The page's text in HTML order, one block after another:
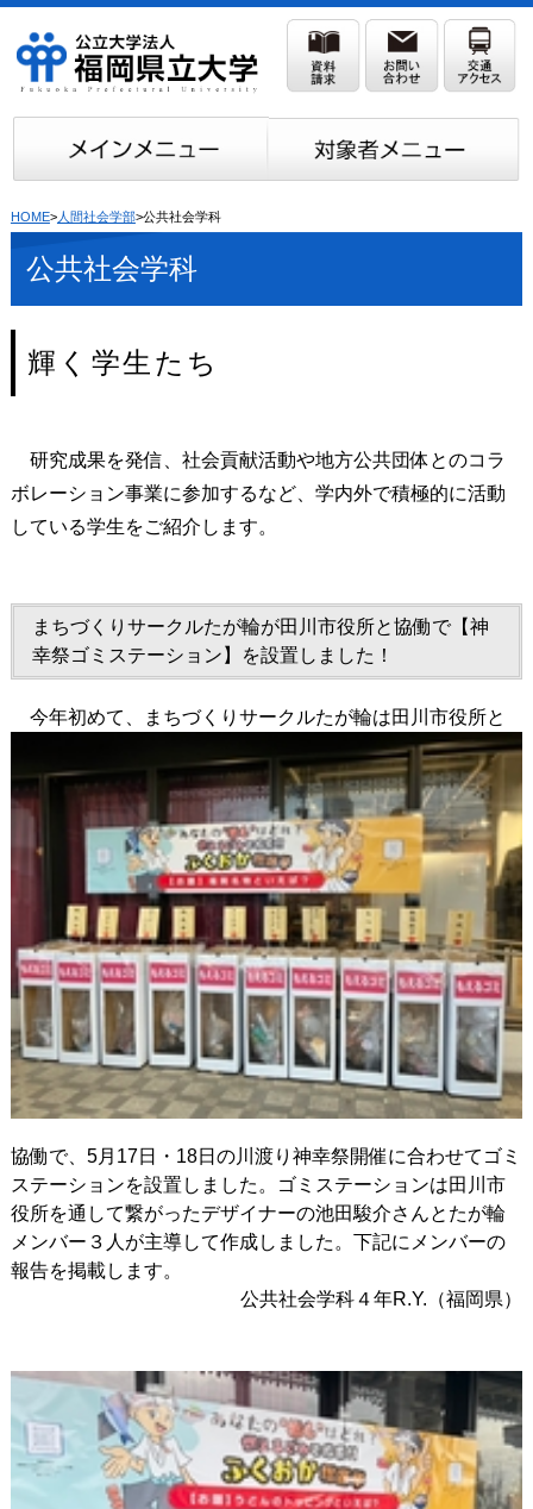
HOME>人間社会学部>公共社会学科
公共社会学科
輝く学生たち
研究成果を発信、社会貢献活動や地方公共団体とのコラ
ボレーション事業に参加するなど、学内外で積極的に活動
している学生をご紹介します。
まちづくりサークルたが輪が田川市役所と協働で【神
幸祭ゴミステーション】を設置しました！
今年初めて、まちづくりサークルたが輪は田川市役所と
協働で、5月17日・18日の川渡り神幸祭開催に合わせてゴミ
ステーションを設置しました。ゴミステーションは田川市
役所を通して繋がったデザイナーの池田駿介さんとたが輪
メンバー３人が主導して作成しました。下記にメンバーの
報告を掲載します。
公共社会学科４年R.Y.（福岡県）